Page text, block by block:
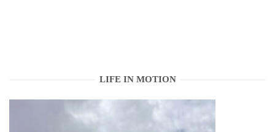
LIFE IN MOTION